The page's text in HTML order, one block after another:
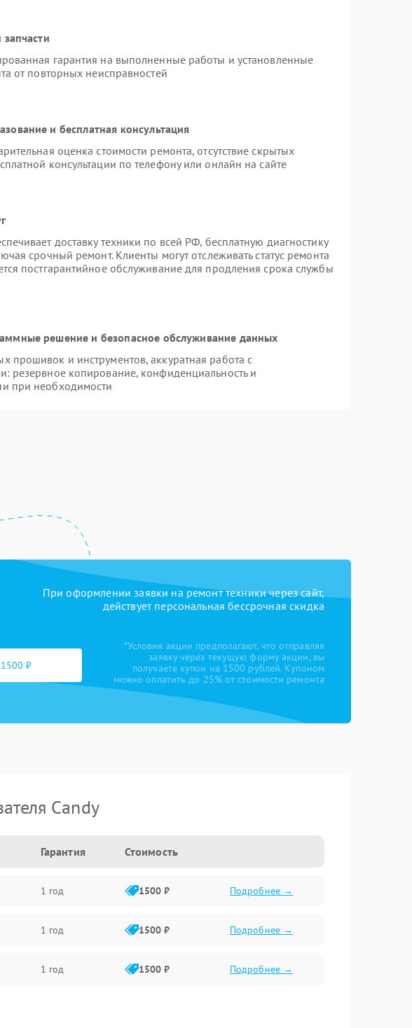
гарантия на выполненные работы и установленные
от повторных неисправностей
и бесплатная консультация
оценка стоимости ремонта, отсутствие скрытых
консультации по телефону или онлайн на сайте
доставку техники по всей РФ, бесплатную диагностику
срочный ремонт. Клиенты могут отслеживать статус ремонта
постгарантийное обслуживание для продления срока службы
решение и безопасное обслуживание данных
прошивок и инструментов, аккуратная работа с
резервное копирование, конфиденциальность и
при необходимости
При оформлении заявки на ремонт техники через сайт,
действует персональная бессрочная скидка
1500 ₽
*Условия акции предполагают, что отправляя
заявку через текущую форму акции, вы
получаете купон на 1500 рублей. Купоном
можно оплатить до 25% от стоимости ремонта
Candy
Гарантия Стоимость
1 год 1500 ₽ Подробнее →
1 год 1500 ₽ Подробнее →
1 год 1500 ₽ Подробнее →